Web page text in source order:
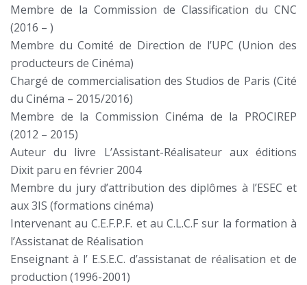
Membre de la Commission de Classification du CNC
(2016 – )
Membre du Comité de Direction de l’UPC (Union des
producteurs de Cinéma)
Chargé de commercialisation des Studios de Paris (Cité
du Cinéma – 2015/2016)
Membre de la Commission Cinéma de la PROCIREP
(2012 – 2015)
Auteur du livre L’Assistant-Réalisateur aux éditions
Dixit paru en février 2004
Membre du jury d’attribution des diplômes à l’ESEC et
aux 3IS (formations cinéma)
Intervenant au C.E.F.P.F. et au C.L.C.F sur la formation à
l’Assistanat de Réalisation
Enseignant à l’ E.S.E.C. d’assistanat de réalisation et de
production (1996-2001)